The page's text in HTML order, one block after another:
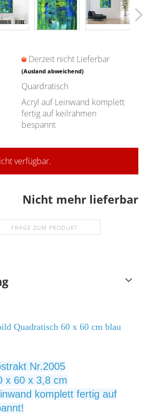
Derzeit nicht Lieferbar
(Ausland abweichend)
Quardratisch
Acryl auf Leinwand komplett
fertig auf keilrahmen
bespannt
verfügbar.
Nicht mehr lieferbar
FRAGE ZUM PRODUKT
Quadratisch 60 x 60 cm blau
Nr.2005
x 60 x 3,8 cm
komplett fertig auf